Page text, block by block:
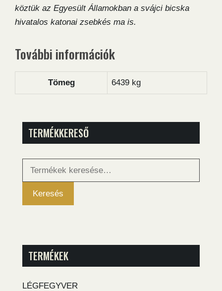
köztük az Egyesült Államokban a svájci bicska
hivatalos katonai zsebkés ma is.
További információk
Tömeg 6439 kg
TERMÉKKERESŐ
Keresés
Keresés
TERMÉKEK
LÉGFEGYVER